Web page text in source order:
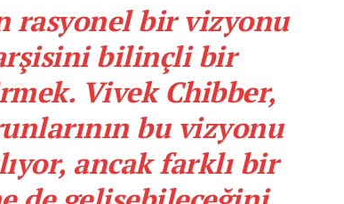
rasyonel bir vizyonu
bilinçli bir
Vivek Chibber,
bu vizyonu
ancak farklı bir